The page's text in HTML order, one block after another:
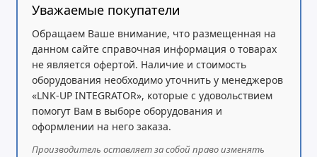
Уважаемые покупатели
Обращаем Ваше внимание, что размещенная на
данном сайте справочная информация о товарах
не является офертой. Наличие и стоимость
оборудования необходимо уточнить у менеджеров
«LNK-UP INTEGRATOR», которые с удовольствием
помогут Вам в выборе оборудования и
оформлении на него заказа.
Производитель оставляет за собой право изменять